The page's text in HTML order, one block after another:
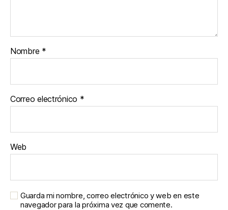
Nombre *
Correo electrónico *
Web
Guarda mi nombre, correo electrónico y web en este
navegador para la próxima vez que comente.